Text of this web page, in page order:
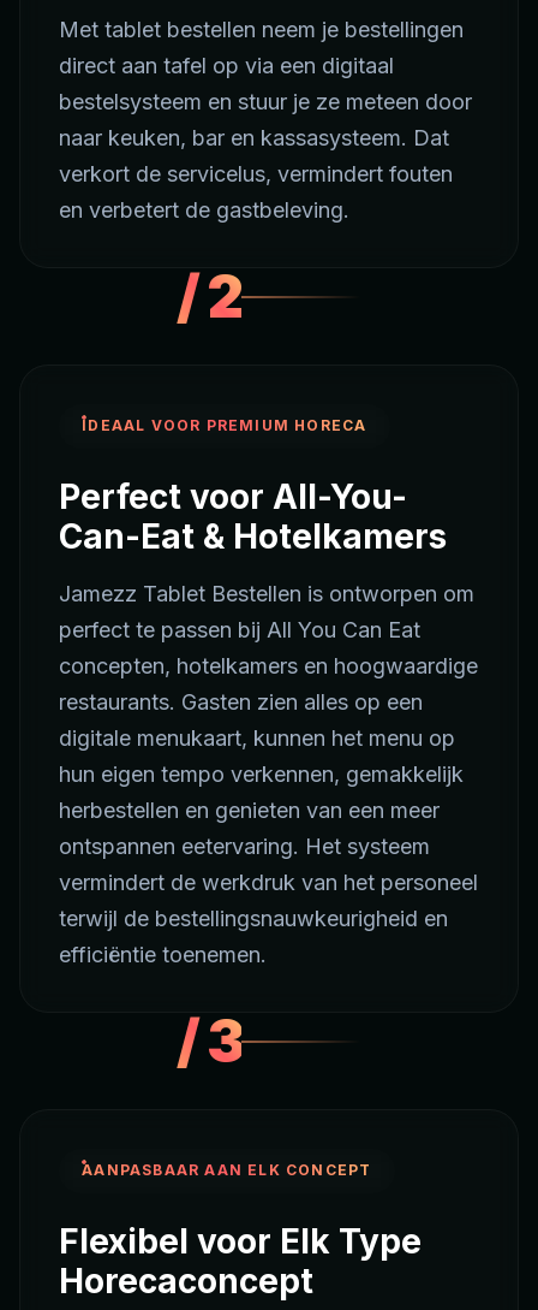
Met tablet bestellen neem je bestellingen
direct aan tafel op via een digitaal
bestelsysteem en stuur je ze meteen door
naar keuken, bar en kassasysteem. Dat
verkort de servicelus, vermindert fouten
en verbetert de gastbeleving.
/2
IDEAAL VOOR PREMIUM HORECA
Perfect voor All-You-
Can-Eat & Hotelkamers
Jamezz Tablet Bestellen is ontworpen om
perfect te passen bij All You Can Eat
concepten, hotelkamers en hoogwaardige
restaurants. Gasten zien alles op een
digitale menukaart, kunnen het menu op
hun eigen tempo verkennen, gemakkelijk
herbestellen en genieten van een meer
ontspannen eetervaring. Het systeem
vermindert de werkdruk van het personeel
terwijl de bestellingsnauwkeurigheid en
efficiëntie toenemen.
/3
AANPASBAAR AAN ELK CONCEPT
Flexibel voor Elk Type
Horecaconcept